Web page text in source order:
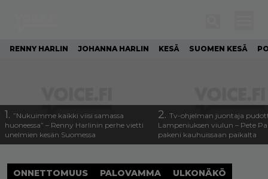
RENNY HARLIN JOHANNA HARLIN KESÄ SUOMEN KESÄ
1. ”Nukuimme kaikki viisi samassa
huoneessa” – Renny Harlinin perhe vietti
unelmien kesän Suomessa
2. Tv-ohjelman juontaja
Lampeniuksen viulun – Pete
pakeni kauhuissaan paikalta
ONNETTOMUUS PALOVAMMA ULKONÄKÖ